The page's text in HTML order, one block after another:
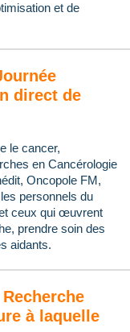
et de
direct de
le cancer,
en Cancérologie
Oncopole FM,
personnels du
ceux qui œuvrent
prendre soin des
aidants.
à laquelle